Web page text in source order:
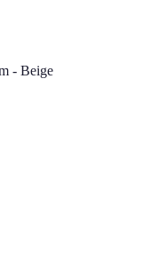
- Beige